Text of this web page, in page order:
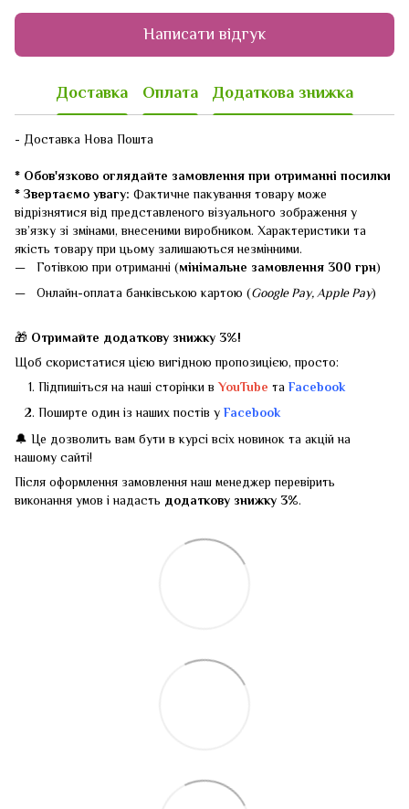
Написати відгук
Доставка Оплата Додаткова знижка
- Доставка Нова Пошта
* Обов'язково оглядайте замовлення при отриманні посилки
* Звертаємо увагу: Фактичне пакування товару може
відрізнятися від представленого візуального зображення у
зв’язку зі змінами, внесеними виробником. Характеристики та
якість товару при цьому залишаються незмінними.
Готівкою при отриманні (мінімальне замовлення 300 грн)
Онлайн-оплата банківською картою (Google Pay, Apple Pay)
🎁 Отримайте додаткову знижку 3%!
Щоб скористатися цією вигідною пропозицією, просто:
Підпишіться на наші сторінки вYouTube та Facebook
Поширте один із наших постів у Facebook
🔔 Це дозволить вам бути в курсі всіх новинок та акцій на
нашому сайті!
Після оформлення замовлення наш менеджер перевірить
виконання умов і надасть додаткову знижку 3%.